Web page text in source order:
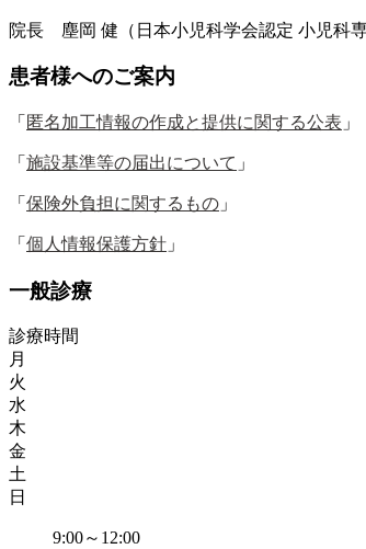
院長 塵岡 健（日本小児科学会認定 小児科専
患者様へのご案内
「 匿名加工情報の作成と提供に関する公表 」
「 施設基準等の届出について 」
「 保険外負担に関するもの 」
「 個人情報保護方針 」
一般診療
診療時間
月
火
水
木
金
土
日
9:00～12:00